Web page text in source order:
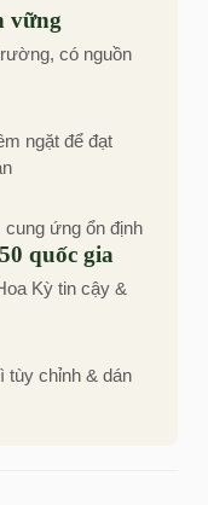
vững
có nguồn
ngặt để đạt
ứng ổn định
quốc gia
Kỳ tin cậy &
tùy chỉnh & dán